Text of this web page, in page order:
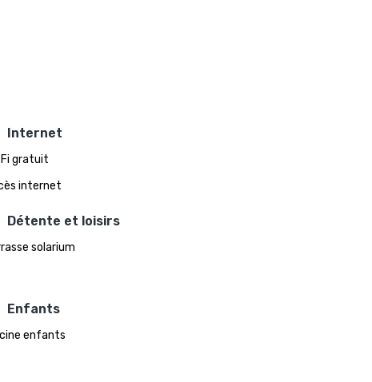
Internet
gratuit
internet
Détente et loisirs
solarium
Enfants
enfants